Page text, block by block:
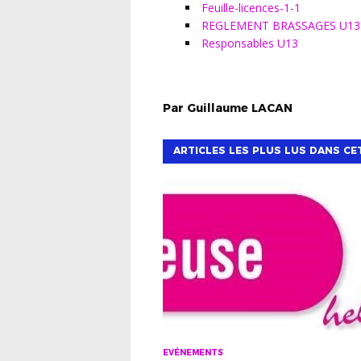
Feuille-licences-1-1
REGLEMENT BRASSAGES U13
Responsables U13
Par Guillaume LACAN
ARTICLES LES PLUS LUS DANS
EVÉNEMENTS